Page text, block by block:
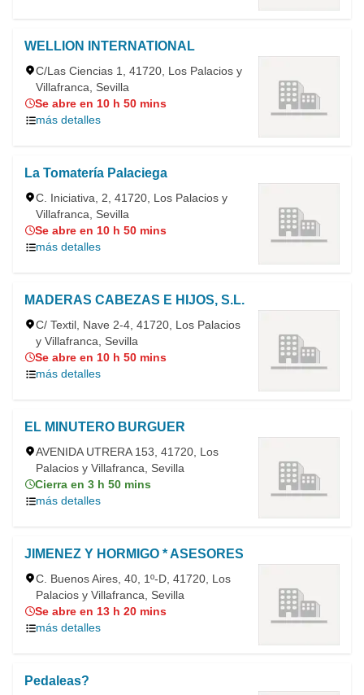
WELLION INTERNATIONAL
C/Las Ciencias 1, 41720, Los Palacios y
Villafranca, Sevilla
Se abre en 10 h 50 mins
más detalles
La Tomatería Palaciega
C. Iniciativa, 2, 41720, Los Palacios y
Villafranca, Sevilla
Se abre en 10 h 50 mins
más detalles
MADERAS CABEZAS E HIJOS, S.L.
C/ Textil, Nave 2-4, 41720, Los Palacios
y Villafranca, Sevilla
Se abre en 10 h 50 mins
más detalles
EL MINUTERO BURGUER
AVENIDA UTRERA 153, 41720, Los
Palacios y Villafranca, Sevilla
Cierra en 3 h 50 mins
más detalles
JIMENEZ Y HORMIGO * ASESORES
C. Buenos Aires, 40, 1º-D, 41720, Los
Palacios y Villafranca, Sevilla
Se abre en 13 h 20 mins
más detalles
Pedaleas?